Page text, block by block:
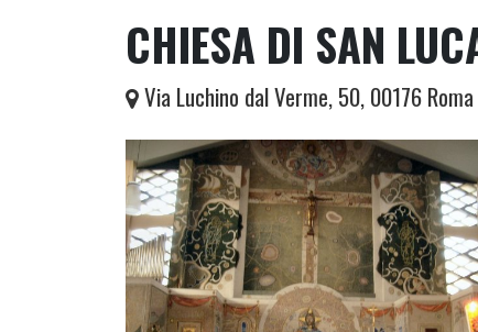
CHIESA DI SAN
Via Luchino dal Verme, 50, 00176 Roma